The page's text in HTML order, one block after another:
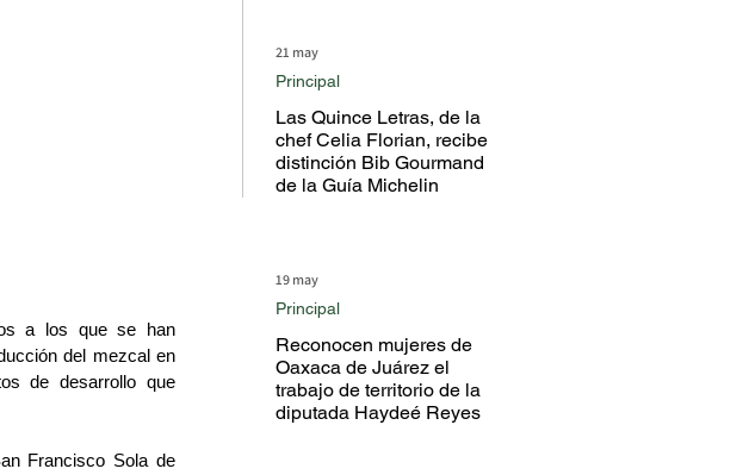
a los que se han
del mezcal en
de desarrollo que
Francisco Sola de
Las Quince Letras, de la
chef Celia Florian, recibe
distinción Bib Gourmand
de la Guía Michelin
Principal
21 may
Reconocen mujeres de
Oaxaca de Juárez el
trabajo de territorio de la
diputada Haydeé Reyes
Principal
19 may